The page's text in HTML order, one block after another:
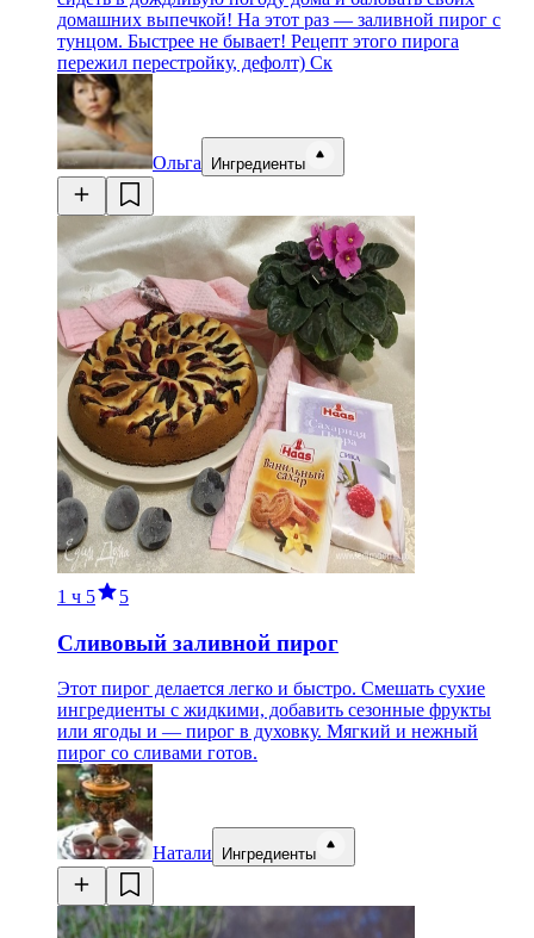
домашних выпечкой! На этот раз — заливной пирог с
тунцом. Быстрее не бывает! Рецепт этого пирога
пережил перестройку, дефолт) Ск
Ольга Ингредиенты
1 ч 5 5
Сливовый заливной пирог
Этот пирог делается легко и быстро. Смешать сухие
ингредиенты с жидкими, добавить сезонные фрукты
или ягоды и — пирог в духовку. Мягкий и нежный
пирог со сливами готов.
Натали Ингредиенты